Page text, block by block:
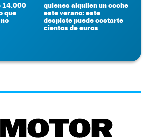
14.000
que
quienes alquilen un coche
este verano: este
despiste puede costarte
cientos de euros